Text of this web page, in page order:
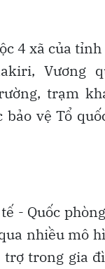
4 xã của tỉnh
Vương
trạm
vệ Tổ
- Quốc
nhiều mô
trợ trong gia